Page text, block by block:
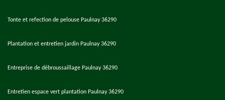
Tonte et refection de pelouse Paulnay 36290
Plantation et entretien jardin Paulnay 36290
Entreprise de débroussaillage Paulnay 36290
Entretien espace vert plantation Paulnay 36290